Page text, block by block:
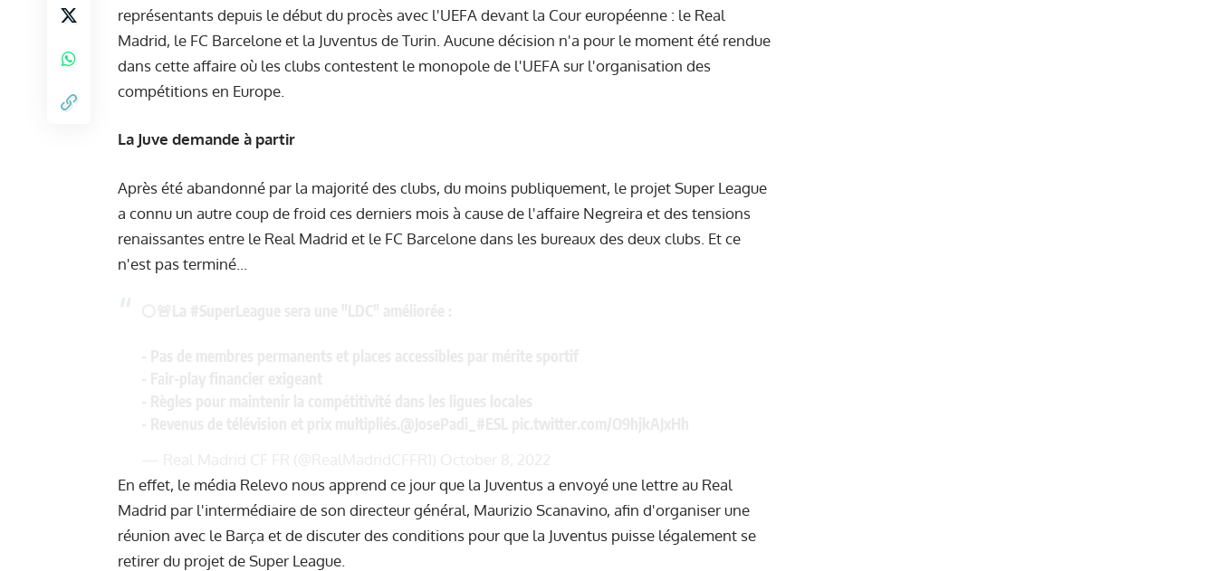
représentants depuis le début du procès avec l'UEFA devant la Cour européenne : le Real
Madrid, le FC Barcelone et la Juventus de Turin. Aucune décision n'a pour le moment été rendue
dans cette affaire où les clubs contestent le monopole de l'UEFA sur l'organisation des
compétitions en Europe.
La Juve demande à partir
Après été abandonné par la majorité des clubs, du moins publiquement, le projet Super League
a connu un autre coup de froid ces derniers mois à cause de l'affaire Negreira et des tensions
renaissantes entre le Real Madrid et le FC Barcelone dans les bureaux des deux clubs. Et ce
n'est pas terminé...
En effet, le média Relevo nous apprend ce jour que la Juventus a envoyé une lettre au Real
Madrid par l'intermédiaire de son directeur général, Maurizio Scanavino, afin d'organiser une
réunion avec le Barça et de discuter des conditions pour que la Juventus puisse légalement se
retirer du projet de Super League.